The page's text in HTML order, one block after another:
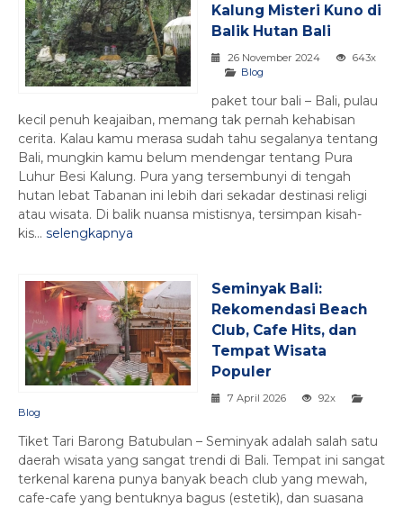
Kalung Misteri Kuno di
Balik Hutan Bali
26 November 2024
643x
Blog
paket tour bali – Bali, pulau
kecil penuh keajaiban, memang tak pernah kehabisan
cerita. Kalau kamu merasa sudah tahu segalanya tentang
Bali, mungkin kamu belum mendengar tentang Pura
Luhur Besi Kalung. Pura yang tersembunyi di tengah
hutan lebat Tabanan ini lebih dari sekadar destinasi religi
atau wisata. Di balik nuansa mistisnya, tersimpan kisah-
kis... selengkapnya
Seminyak Bali:
Rekomendasi Beach
Club, Cafe Hits, dan
Tempat Wisata
Populer
7 April 2026
92x
Blog
Tiket Tari Barong Batubulan – Seminyak adalah salah satu
daerah wisata yang sangat trendi di Bali. Tempat ini sangat
terkenal karena punya banyak beach club yang mewah,
cafe-cafe yang bentuknya bagus (estetik), dan suasana